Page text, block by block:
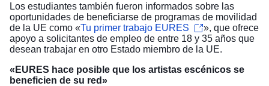
Los estudiantes también fueron informados sobre las
oportunidades de beneficiarse de programas de movilidad
de la UE como «Tu primer trabajo EURES
», que ofrece
apoyo a solicitantes de empleo de entre 18 y 35 años que
desean trabajar en otro Estado miembro de la UE.
«EURES hace posible que los artistas escénicos se
beneficien de su red»